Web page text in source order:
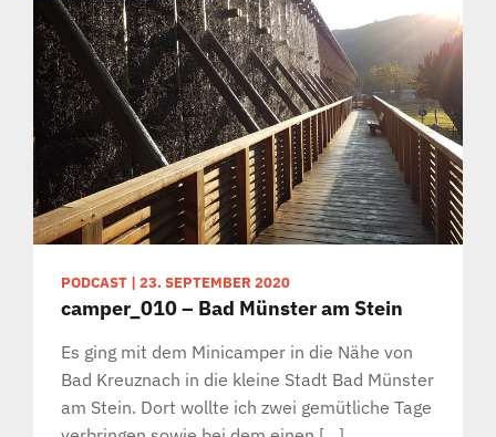
PODCAST | 23. SEPTEMBER 2020
camper_010 – Bad Münster am Stein
Es ging mit dem Minicamper in die Nähe von
Bad Kreuznach in die kleine Stadt Bad Münster
am Stein. Dort wollte ich zwei gemütliche Tage